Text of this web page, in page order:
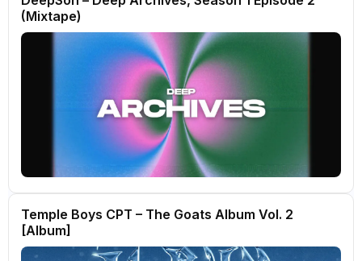
(Mixtape)
Temple Boys CPT – The Goats Album Vol. 2
[Album]